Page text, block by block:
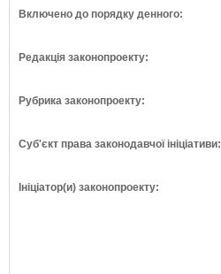
Включено до порядку денного:
Редакція законопроекту:
Рубрика законопроекту:
Суб'єкт права законодавчої ініціативи:
Ініціатор(и) законопроекту: